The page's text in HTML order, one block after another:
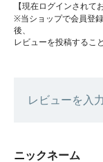
【現在ログインされて
※当ショップで会員登
後、
レビューを投稿するこ
レビューを入
ニックネーム